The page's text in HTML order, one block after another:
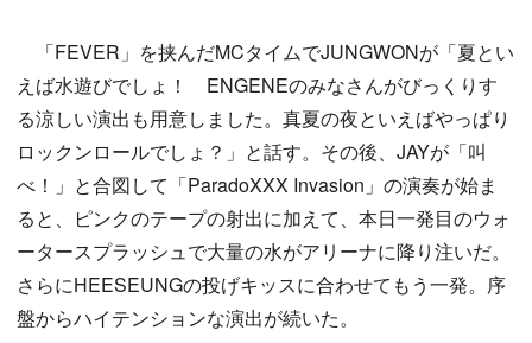
「FEVER」を挟んだMCタイムでJUNGWONが「夏とい
えば水遊びでしょ！ ENGENEのみなさんがびっくりす
る涼しい演出も用意しました。真夏の夜といえばやっぱり
ロックンロールでしょ？」と話す。その後、JAYが「叫
べ！」と合図して「ParadoXXX Invasion」の演奏が始ま
ると、ピンクのテープの射出に加えて、本日一発目のウォ
ータースプラッシュで大量の水がアリーナに降り注いだ。
さらにHEESEUNGの投げキッスに合わせてもう一発。序
盤からハイテンションな演出が続いた。